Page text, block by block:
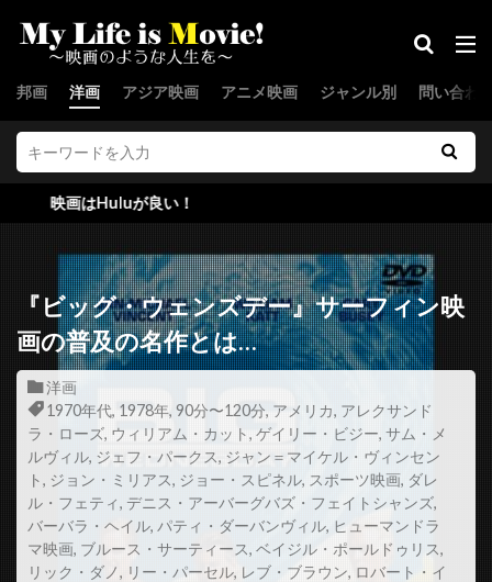
邦画 洋画 アジア映画 アニメ映画 ジャンル別 問い合わ
ジョー・スピネル
ジョー・セネカ
ジョー・ターケル
ジョー・パントリアーノ
ジョー・ピトカ
ジョー・フラハティ
ジョー・プロスペロ
ジョー・ペシ
ジョー・マンガニエロ
ジョー・ユーラ
ジョー・ランフト
ジョー・ロー・トルグリオ
ジリアン・ハンナ
ジル・バローニ
ジーナ・マッキー
スウェーデン
スカイダンス・プロダクションズ
スカンヤー・ウォンサターバット
スカーレット・ヨハンソン
スキップ・ウッズ
スキャットマン・クローザース
スクエア・ペグ
スコット・Z・バーンズ
スコット・アレクサンダー
スコット・グレン
が良い！
『ビッグ・ウェンズデー』サーフィン映
画の普及の名作とは…
洋画
1970年代, 1978年, 90分〜120分, アメリカ, アレクサンド
ラ・ローズ, ウィリアム・カット, ゲイリー・ビジー, サム・メ
ルヴィル, ジェフ・パークス, ジャン＝マイケル・ヴィンセン
ト, ジョン・ミリアス, ジョー・スピネル, スポーツ映画, ダレ
ル・フェティ, デニス・アーバーグバズ・フェイトシャンズ,
バーバラ・ヘイル, パティ・ダーバンヴィル, ヒューマンドラ
マ映画, ブルース・サーティース, ベイジル・ポールドゥリス,
リック・ダノ, リー・パーセル, レブ・ブラウン, ロバート・イ